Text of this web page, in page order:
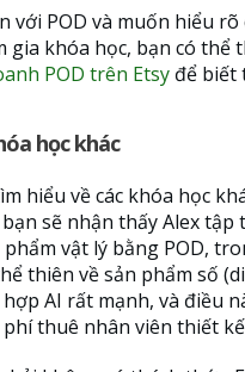
với POD và muốn hiểu
khóa học, bạn có thể
POD trên Etsy để biết
học khác
hiểu về các khóa học
sẽ nhận thấy Alex tập
vật lý bằng POD,
thiên về sản phẩm số
AI rất mạnh, và điều
thuê nhân viên thiết